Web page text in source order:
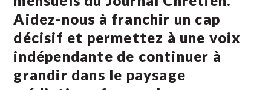
Aidez-nous à franchir un cap
décisif et permettez à une voix
indépendante de continuer à
grandir dans le paysage